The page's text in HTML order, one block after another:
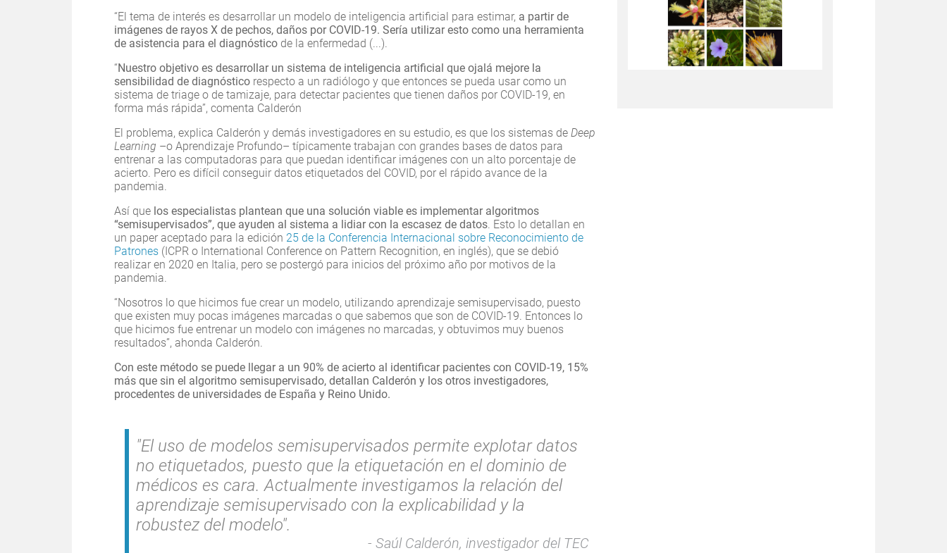
“El tema de interés es desarrollar un modelo de inteligencia artificial para estimar, a partir de
imágenes de rayos X de pechos, daños por COVID-19. Sería utilizar esto como una herramienta
de asistencia para el diagnóstico de la enfermedad (...).
“Nuestro objetivo es desarrollar un sistema de inteligencia artificial que ojalá mejore la
sensibilidad de diagnóstico respecto a un radiólogo y que entonces se pueda usar como un
sistema de triage o de tamizaje, para detectar pacientes que tienen daños por COVID-19, en
forma más rápida”, comenta Calderón
El problema, explica Calderón y demás investigadores en su estudio, es que los sistemas de Deep
Learning –o Aprendizaje Profundo– típicamente trabajan con grandes bases de datos para
entrenar a las computadoras para que puedan identificar imágenes con un alto porcentaje de
acierto. Pero es difícil conseguir datos etiquetados del COVID, por el rápido avance de la
pandemia.
Así que los especialistas plantean que una solución viable es implementar algoritmos
“semisupervisados”, que ayuden al sistema a lidiar con la escasez de datos. Esto lo detallan en
un paper aceptado para la edición 25 de la Conferencia Internacional sobre Reconocimiento de
Patrones (ICPR o International Conference on Pattern Recognition, en inglés), que se debió
realizar en 2020 en Italia, pero se postergó para inicios del próximo año por motivos de la
pandemia.
“Nosotros lo que hicimos fue crear un modelo, utilizando aprendizaje semisupervisado, puesto
que existen muy pocas imágenes marcadas o que sabemos que son de COVID-19. Entonces lo
que hicimos fue entrenar un modelo con imágenes no marcadas, y obtuvimos muy buenos
resultados”, ahonda Calderón.
Con este método se puede llegar a un 90% de acierto al identificar pacientes con COVID-19, 15%
más que sin el algoritmo semisupervisado, detallan Calderón y los otros investigadores,
procedentes de universidades de España y Reino Unido.
"El uso de modelos semisupervisados permite explotar datos
no etiquetados, puesto que la etiquetación en el dominio de
médicos es cara. Actualmente investigamos la relación del
aprendizaje semisupervisado con la explicabilidad y la
robustez del modelo".
Saúl Calderón, investigador del TEC